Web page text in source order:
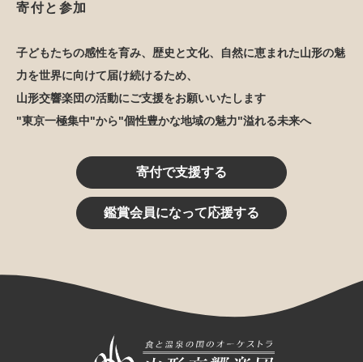
寄付と参加
子どもたちの感性を育み、歴史と文化、自然に恵まれた山形の魅
力を世界に向けて届け続けるため、
山形交響楽団の活動にご支援をお願いいたします
"東京一極集中"から"個性豊かな地域の魅力"溢れる未来へ
寄付で支援する
鑑賞会員になって応援する